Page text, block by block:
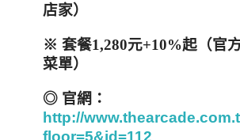
店家）
※ 套餐1,280元+10%起（官
菜單）
◎ 官網：
http://
floor=5&id=112